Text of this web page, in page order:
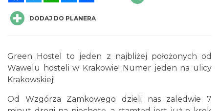
DODAJ DO PLANERA
Green Hostel to jeden z najbliżej położonych od
Wawelu hosteli w Krakowie! Numer jeden na ulicy
Krakowskiej!
Od Wzgórza Zamkowego dzieli nas zaledwie 7